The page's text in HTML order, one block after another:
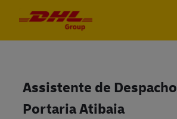
Assistente de
Portaria Atibaia